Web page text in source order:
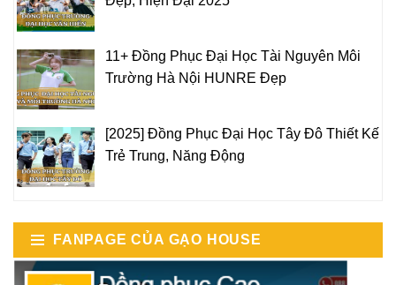
11+ Đồng Phục Đại Học Tài Nguyên Môi
Trường Hà Nội HUNRE Đẹp
[2025] Đồng Phục Đại Học Tây Đô Thiết Kế
Trẻ Trung, Năng Động
FANPAGE CỦA GẠO HOUSE